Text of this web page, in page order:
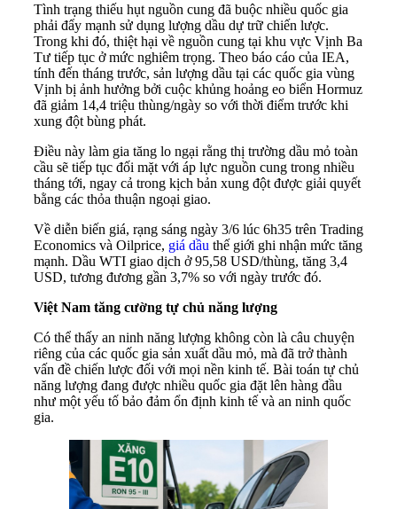
Tình trạng thiếu hụt nguồn cung đã buộc nhiều quốc gia
phải đẩy mạnh sử dụng lượng dầu dự trữ chiến lược.
Trong khi đó, thiệt hại về nguồn cung tại khu vực Vịnh Ba
Tư tiếp tục ở mức nghiêm trọng. Theo báo cáo của IEA,
tính đến tháng trước, sản lượng dầu tại các quốc gia vùng
Vịnh bị ảnh hưởng bởi cuộc khủng hoảng eo biển Hormuz
đã giảm 14,4 triệu thùng/ngày so với thời điểm trước khi
xung đột bùng phát.
Điều này làm gia tăng lo ngại rằng thị trường dầu mỏ toàn
cầu sẽ tiếp tục đối mặt với áp lực nguồn cung trong nhiều
tháng tới, ngay cả trong kịch bản xung đột được giải quyết
bằng các thỏa thuận ngoại giao.
Về diễn biến giá, rạng sáng ngày 3/6 lúc 6h35 trên Trading
Economics và Oilprice, giá dầu thế giới ghi nhận mức tăng
mạnh. Dầu WTI giao dịch ở 95,58 USD/thùng, tăng 3,4
USD, tương đương gần 3,7% so với ngày trước đó.
Việt Nam tăng cường tự chủ năng lượng
Có thể thấy an ninh năng lượng không còn là câu chuyện
riêng của các quốc gia sản xuất dầu mỏ, mà đã trở thành
vấn đề chiến lược đối với mọi nền kinh tế. Bài toán tự chủ
năng lượng đang được nhiều quốc gia đặt lên hàng đầu
như một yếu tố bảo đảm ổn định kinh tế và an ninh quốc
gia.